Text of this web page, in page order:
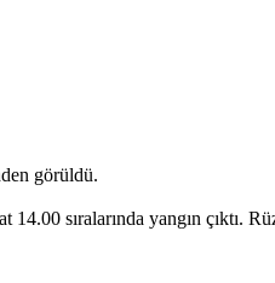
görüldü.
sıralarında yangın çıktı.